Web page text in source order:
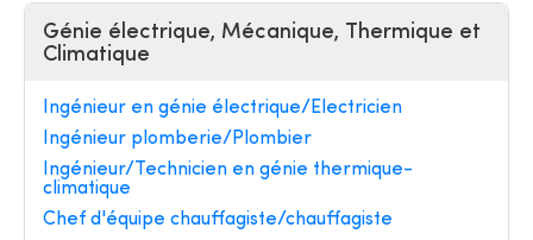
Génie électrique, Mécanique, Thermique et
Climatique
Ingénieur en génie électrique/Electricien
Ingénieur plomberie/Plombier
Ingénieur/Technicien en génie thermique-
climatique
Chef d'équipe chauffagiste/chauffagiste